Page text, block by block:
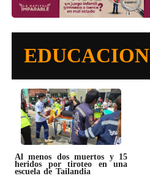
EDUCACION
Al menos dos muertos y 15
heridos por tiroteo en una
escuela de Tailandia